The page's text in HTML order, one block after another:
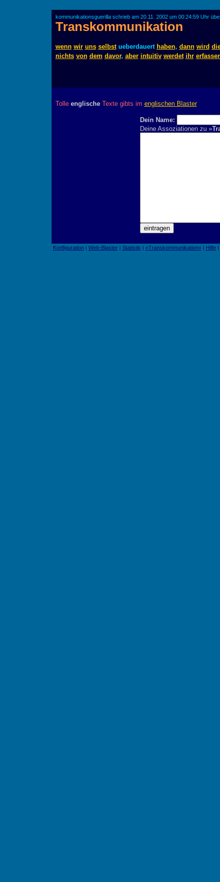
kommunikationsguerilla schrieb am 20.11. 2002 um 00:24:59 Uhr
Transkommunikation
wenn wir uns selbstueberdauert haben, dann wird
nichts von dem davor, aber intuitiv werdet ihr
Tolle englischeTexte gibts im englischen Blaster
Dein Name:
Deine Assoziationen zu »
Konfiguration| Web-Blaster| Statistik | »Transkommunikation«| Hilfe|